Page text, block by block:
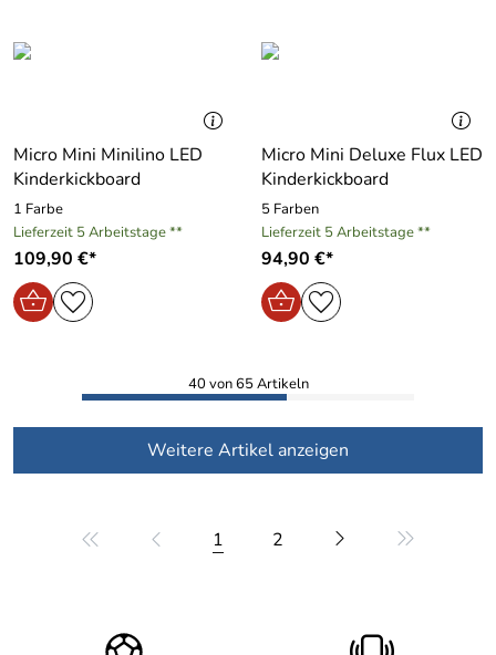
Micro Mini Minilino LED
Kinderkickboard
1 Farbe
Lieferzeit 5 Arbeitstage **
109,90 €*
Micro Mini Deluxe Flux LED
Kinderkickboard
5 Farben
Lieferzeit 5 Arbeitstage **
94,90 €*
40 von 65 Artikeln
Weitere Artikel anzeigen
1 2